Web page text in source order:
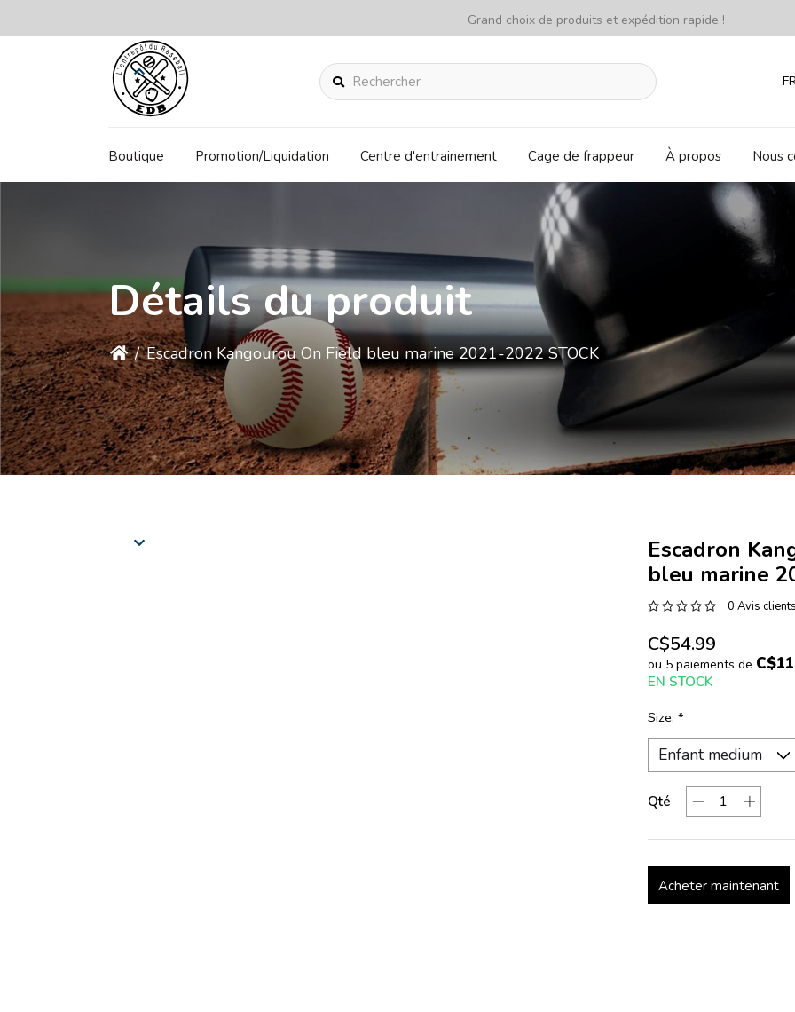
Grand choix de produits et expédition rapide !
Rechercher
Boutique Promotion/Liquidation Centre d'entrainement Cage de frappeur À propos Nous
Détails du produit
/ Escadron Kangourou On Field bleu marine 2021-2022 STOCK
Escadron
bleu marine
0 Avis clients
C$54.99
ou 5 paiements de
EN STOCK
Size: *
Qté
Acheter maintenant